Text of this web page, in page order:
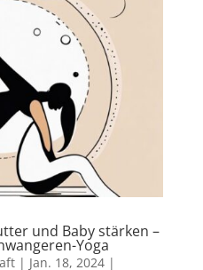
und Baby stärken –
Yoga
| Jan. 18, 2024|